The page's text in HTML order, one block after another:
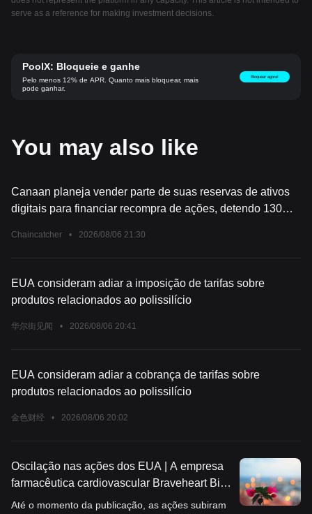
serve as a reference for making investment decisions.
PoolX: Bloqueie e ganhe
Pelo menos 12% de APR. Quanto mais bloquear, mais
pode ganhar.
Bloquear agora!
You may also like
Canaan planeja vender parte de suas reservas de ativos
digitais para financiar recompra de ações, detendo 130
Chaincatcher • 2026/08/06 21:30
EUA consideram adiar a imposição de tarifas sobre
produtos relacionados ao polissilício
华尔街见闻 • 2026/08/06 20:41
EUA consideram adiar a cobrança de tarifas sobre
produtos relacionados ao polissilício
金色财经 • 2026/08/06 20:02
Oscilação nas ações dos EUA | A empresa
farmacêutica cardiovascular Braveheart Bio
(BRVE.US) estreia no mercado de ações
Até o momento da publicação, as ações subiram